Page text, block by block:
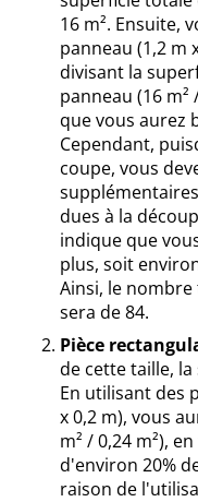
16 m². Ensuite,
panneau (1,2 m
divisant la
panneau (16
que vous aurez
Cependant,
coupe, vous
dues à la
indique que
plus, soit
Ainsi, le
sera de 84.
Pièce
de cette taille,
En utilisant des
x 0,2 m), vous
m² / 0,24 m²),
d'environ 20%
raison de